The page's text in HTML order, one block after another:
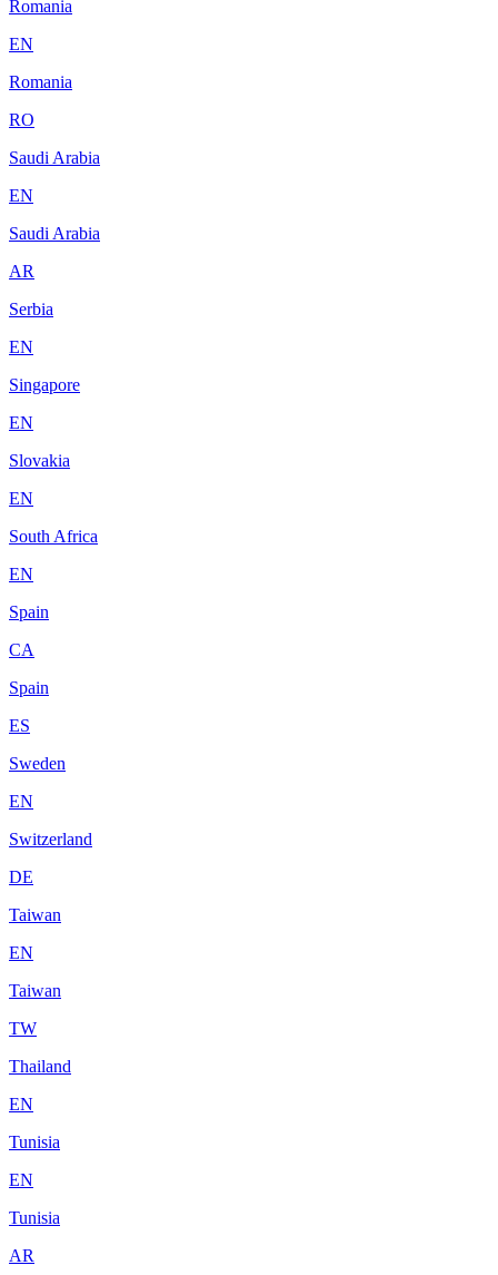
Romania
EN
Romania
RO
Saudi Arabia
EN
Saudi Arabia
AR
Serbia
EN
Singapore
EN
Slovakia
EN
South Africa
EN
Spain
CA
Spain
ES
Sweden
EN
Switzerland
DE
Taiwan
EN
Taiwan
TW
Thailand
EN
Tunisia
EN
Tunisia
AR